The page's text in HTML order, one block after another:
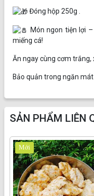
Đóng hộp 250g .
Món ngon tiện lợi
miếng cá!
Ăn ngay cùng cơm trắng,
Bảo quản trong ngăn
SẢN PHẨM LIÊN
Mới